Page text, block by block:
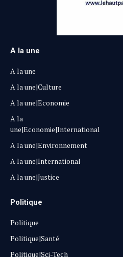
A la une
A la une
A la une|Culture
A la une|Economie
A la
une|Economie|International
A la une|Environnement
A la une|International
A la une|Justice
Politique
Politique
Politique|Santé
Politique|Sci-Tech